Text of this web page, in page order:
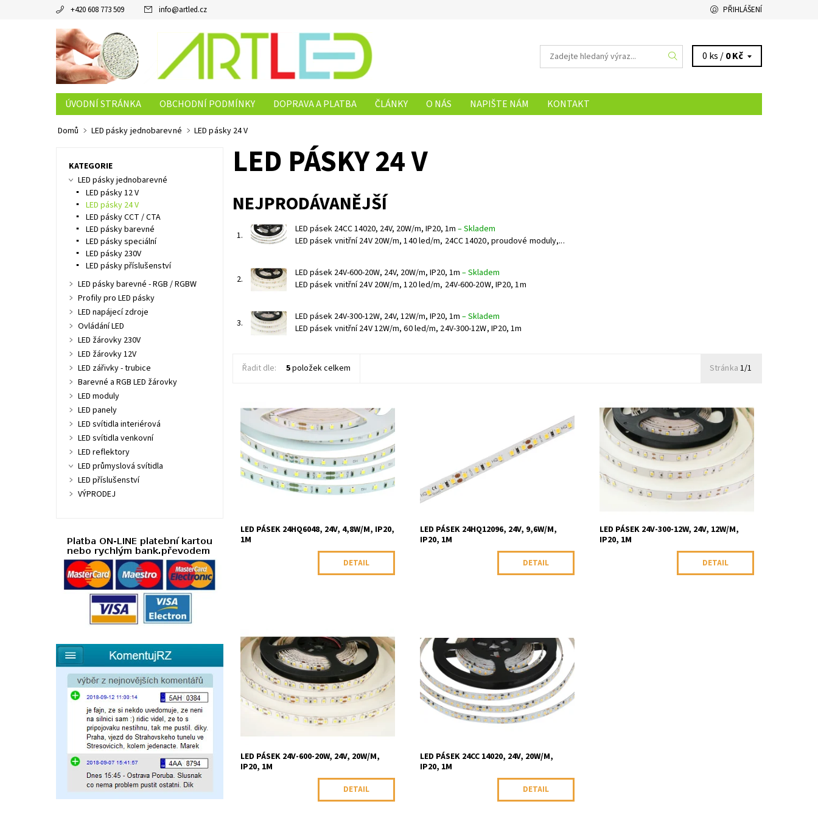
+420 608 773 509 info@artled.cz PŘIHLÁŠENÍ
0 ks /0 Kč
ÚVODNÍ STRÁNKA OBCHODNÍ PODMÍNKY DOPRAVA A PLATBA ČLÁNKY O NÁS NAPIŠTE NÁM KONTAKT
Domů LED pásky jednobarevné LED pásky 24 V
LED PÁSKY 24 V
NEJPRODÁVANĚJŠÍ
1.
LED pásek 24CC 14020, 24V, 20W/m, IP20, 1m –Skladem
LED pásek vnitřní 24V 20W/m, 140 led/m, 24CC 14020, proudové moduly,...
2.
LED pásek 24V-600-20W, 24V, 20W/m, IP20, 1m –Skladem
LED pásek vnitřní 24V 20W/m, 120 led/m, 24V-600-20W, IP20, 1m
3.
LED pásek 24V-300-12W, 24V, 12W/m, IP20, 1m –Skladem
LED pásek vnitřní 24V 12W/m, 60 led/m, 24V-300-12W, IP20, 1m
Řadit dle: 5položek celkem Stránka 1/1
LED pásek vnitřní 24V 4,8W/m, 60 led/m,
24HQ6048, IP20, 1m
Dostupnost:
Skladem
Kód:
34047/TEP
LED PÁSEK 24HQ6048, 24V, 4,8W/M, IP20,
1M
DETAIL
34053/TEP
LED PÁSEK 24HQ12096, 24V, 9,6W/M,
IP20, 1M
DETAIL
LED pásek vnitřní 24V 12W/m, 60 led/m,
24V-300-12W, IP20, 1m
Dostupnost:
Skladem
Kód:
34056/TEP
LED PÁSEK 24V-300-12W, 24V, 12W/M,
IP20, 1M
DETAIL
24V-600-20W, IP20, 1m
Dostupnost:
Skladem
Kód:
34059/TEP
LED PÁSEK 24V-600-20W, 24V, 20W/M,
IP20, 1M
DETAIL
24CC 14020, proudové moduly, IP20, 1m
Dostupnost:
Skladem
Kód:
34062/TEP
LED PÁSEK 24CC 14020, 24V, 20W/M,
IP20, 1M
DETAIL
KATEGORIE
LED pásky jednobarevné
LED pásky 12 V
LED pásky 24 V
LED pásky CCT / CTA
LED pásky barevné
LED pásky speciální
LED pásky 230V
LED pásky příslušenství
LED pásky barevné - RGB / RGBW
Profily pro LED pásky
LED napájecí zdroje
Ovládání LED
LED žárovky 230V
LED žárovky 12V
LED zářivky - trubice
Barevné a RGB LED žárovky
LED moduly
LED panely
LED svítidla interiérová
LED svítidla venkovní
LED reflektory
LED průmyslová svítidla
LED příslušenství
VÝPRODEJ